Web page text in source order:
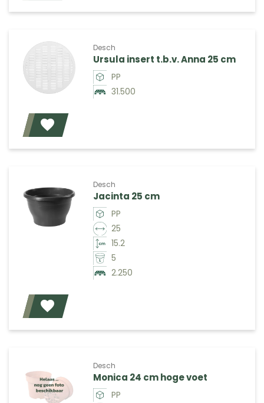
Desch
Ursula insert t.b.v. Anna 25 cm
PP
31.500
Desch
Jacinta 25 cm
PP
25
15.2
5
2.250
Desch
Monica 24 cm hoge voet
PP